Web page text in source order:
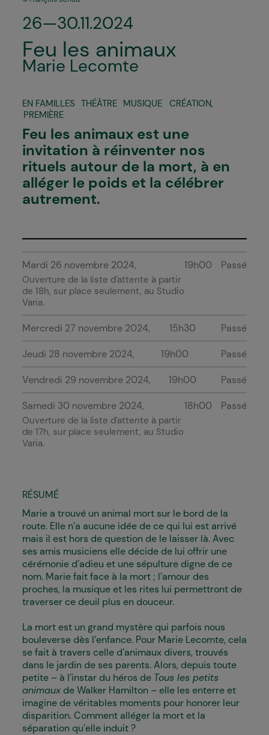
26—30.11.2024
Feu les animaux
Marie Lecomte
EN FAMILLES THÉÂTRE MUSIQUE CRÉATION,
PREMIÈRE
Feu les animaux est une
invitation à réinventer nos
rituels autour de la mort, à en
alléger le poids et la célébrer
autrement.
Mardi 26 novembre 2024
Ouverture de la liste d'attente à partir
de 18h, sur place seulement, au Studio
Varia.
19h00 Passé
Mercredi 27 novembre 2024 15h30 Passé
Jeudi 28 novembre 2024 19h00 Passé
Vendredi 29 novembre 2024 19h00 Passé
Samedi 30 novembre 2024
Ouverture de la liste d'attente à partir
de 17h, sur place seulement, au Studio
Varia.
18h00 Passé
RÉSUMÉ
Marie a trouvé un animal mort sur le bord de la
route. Elle n’a aucune idée de ce qui lui est arrivé
mais il est hors de question de le laisser là. Avec
ses amis musiciens elle décide de lui offrir une
cérémonie d’adieu et une sépulture digne de ce
nom. Marie fait face à la mort ; l’amour des
proches, la musique et les rites lui permettront de
traverser ce deuil plus en douceur.
La mort est un grand mystère qui parfois nous
bouleverse dès l’enfance. Pour Marie Lecomte, cela
se fait à travers celle d’animaux divers, trouvés
dans le jardin de ses parents. Alors, depuis toute
petite – à l’instar du héros de Tous les petits
animaux de Walker Hamilton – elle les enterre et
imagine de véritables moments pour honorer leur
disparition. Comment alléger la mort et la
séparation qu’elle induit ?